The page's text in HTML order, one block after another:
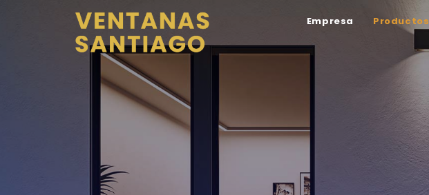
Empresa Productos